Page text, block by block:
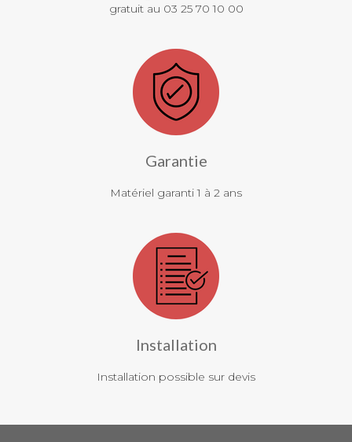
gratuit au 03 25 70 10 00
Garantie
Matériel garanti 1 à 2 ans
Installation
Installation possible sur devis